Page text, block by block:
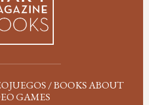
/ BOOKS ABOUT
GAMES